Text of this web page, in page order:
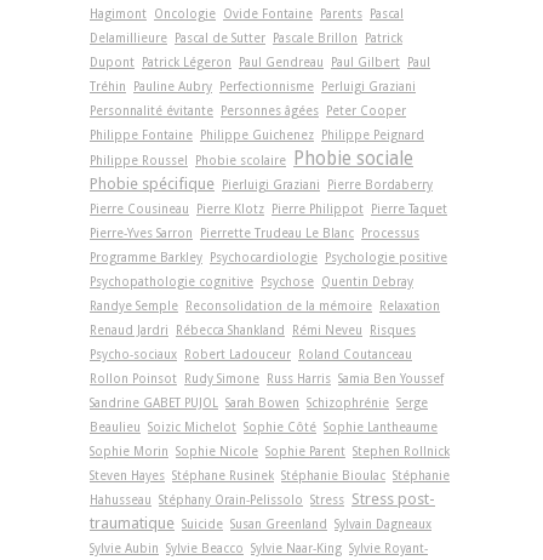
Hagimont Oncologie Ovide Fontaine Parents Pascal
Delamillieure Pascal de Sutter Pascale Brillon
Patrick
Dupont Patrick Légeron Paul Gendreau Paul Gilbert Paul
Tréhin
Pauline Aubry Perfectionnisme Perluigi Graziani
Personnalité évitante Personnes âgées Peter Cooper
Philippe Fontaine Philippe Guichenez Philippe Peignard
Philippe Roussel
Phobie scolaire Phobie sociale
Phobie spécifique Pierluigi Graziani
Pierre Bordaberry
Pierre Cousineau
Pierre Klotz Pierre Philippot Pierre Taquet
Pierre-Yves Sarron
Pierrette Trudeau Le Blanc Processus
Programme Barkley Psychocardiologie Psychologie positive
Psychopathologie cognitive Psychose Quentin Debray
Randye Semple Reconsolidation de la mémoire Relaxation
Renaud Jardri
Rébecca Shankland Rémi Neveu
Risques
Psycho-sociaux Robert Ladouceur Roland Coutanceau
Rollon Poinsot Rudy Simone Russ Harris Samia Ben Youssef
Sandrine GABET PUJOL
Sarah Bowen Schizophrénie Serge
Beaulieu Soizic Michelot Sophie Côté Sophie Lantheaume
Sophie Morin Sophie Nicole Sophie Parent Stephen Rollnick
Steven Hayes Stéphane Rusinek Stéphanie Bioulac Stéphanie
Hahusseau Stéphany Orain-Pelissolo Stress Stress post-
traumatique Suicide Susan Greenland Sylvain Dagneaux
Sylvie Aubin Sylvie Beacco Sylvie Naar-King Sylvie Royant-